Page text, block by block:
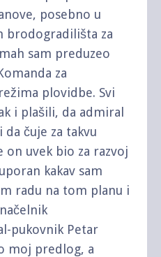
posebno u
brodogradilišta za
sam preduzeo
za
plovidbe. Svi
i plašili, da admiral
čuje za takvu
on uvek bio za razvoj
kakav sam
radu na tom planu i
pukovnik Petar
moj predlog, a